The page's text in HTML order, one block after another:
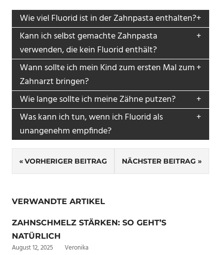
Wie viel Fluorid ist in der Zahnpasta enthalten?
Kann ich selbst gemachte Zahnpasta
verwenden, die kein Fluorid enthält?
Wann sollte ich mein Kind zum ersten Mal zum
Zahnarzt bringen?
Wie lange sollte ich meine Zähne putzen?
Was kann ich tun, wenn ich Fluorid als
unangenehm empfinde?
Beitragsnavigation
VORHERIGER BEITRAG NÄCHSTER BEITRAG
VERWANDTE ARTIKEL
ZAHNSCHMELZ STÄRKEN: SO GEHT’S
NATÜRLICH
August 12, 2025 Veronika